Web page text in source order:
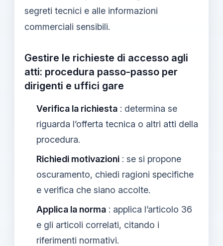
segreti tecnici e alle informazioni
commerciali sensibili.
Gestire le richieste di accesso agli
atti: procedura passo-passo per
dirigenti e uffici gare
Verifica la richiesta : determina se
riguarda l’offerta tecnica o altri atti della
procedura.
Richiedi motivazioni : se si propone
oscuramento, chiedi ragioni specifiche
e verifica che siano accolte.
Applica la norma : applica l’articolo 36
e gli articoli correlati, citando i
riferimenti normativi.